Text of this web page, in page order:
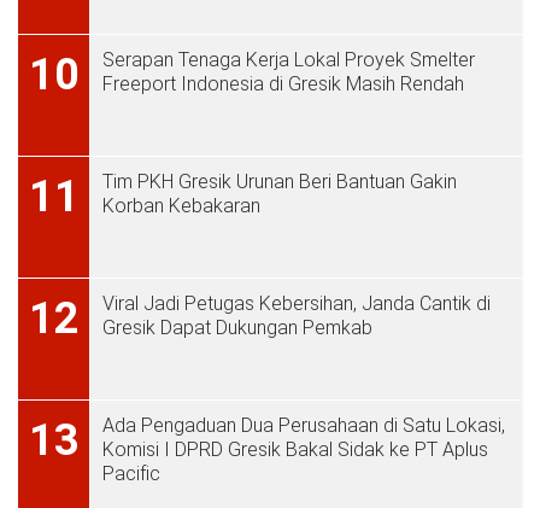
10
Serapan Tenaga Kerja Lokal Proyek Smelter
Freeport Indonesia di Gresik Masih Rendah
11
Tim PKH Gresik Urunan Beri Bantuan Gakin
Korban Kebakaran
12
Viral Jadi Petugas Kebersihan, Janda Cantik di
Gresik Dapat Dukungan Pemkab
13
Ada Pengaduan Dua Perusahaan di Satu Lokasi,
Komisi I DPRD Gresik Bakal Sidak ke PT Aplus
Pacific